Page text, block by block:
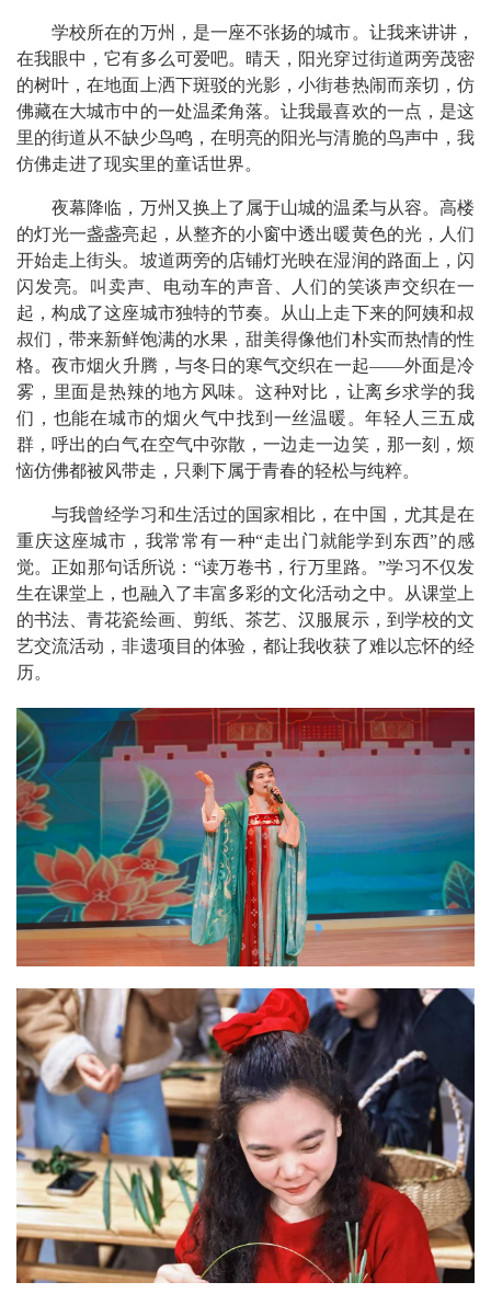
学校所在的万州，是一座不张扬的城市。让我来讲讲，
在我眼中，它有多么可爱吧。晴天，阳光穿过街道两旁茂密
的树叶，在地面上洒下斑驳的光影，小街巷热闹而亲切，仿
佛藏在大城市中的一处温柔角落。让我最喜欢的一点，是这
里的街道从不缺少鸟鸣，在明亮的阳光与清脆的鸟声中，我
仿佛走进了现实里的童话世界。
夜幕降临，万州又换上了属于山城的温柔与从容。高楼
的灯光一盏盏亮起，从整齐的小窗中透出暖黄色的光，人们
开始走上街头。坡道两旁的店铺灯光映在湿润的路面上，闪
闪发亮。叫卖声、电动车的声音、人们的笑谈声交织在一
起，构成了这座城市独特的节奏。从山上走下来的阿姨和叔
叔们，带来新鲜饱满的水果，甜美得像他们朴实而热情的性
格。夜市烟火升腾，与冬日的寒气交织在一起——外面是冷
雾，里面是热辣的地方风味。这种对比，让离乡求学的我
们，也能在城市的烟火气中找到一丝温暖。年轻人三五成
群，呼出的白气在空气中弥散，一边走一边笑，那一刻，烦
恼仿佛都被风带走，只剩下属于青春的轻松与纯粹。
与我曾经学习和生活过的国家相比，在中国，尤其是在
重庆这座城市，我常常有一种“走出门就能学到东西”的感
觉。正如那句话所说：“读万卷书，行万里路。”学习不仅发
生在课堂上，也融入了丰富多彩的文化活动之中。从课堂上
的书法、青花瓷绘画、剪纸、茶艺、汉服展示，到学校的文
艺交流活动，非遗项目的体验，都让我收获了难以忘怀的经
历。